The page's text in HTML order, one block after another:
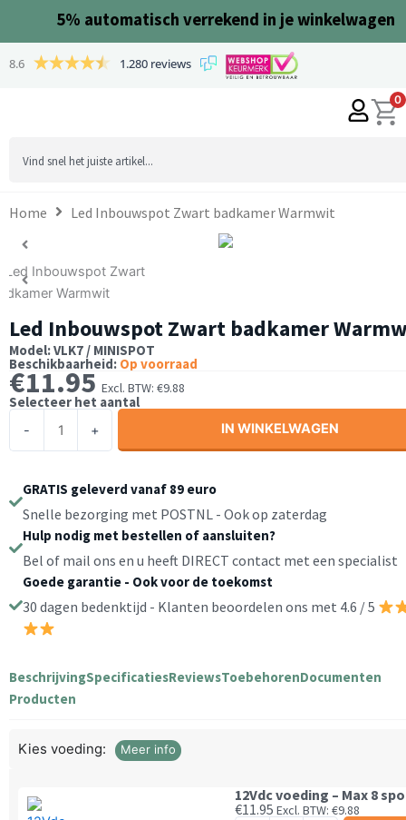
inhoud
5% automatisch verrekend in je winkelwagen
8.6 1.280 reviews
0
Home Led Inbouwspot Zwart badkamer Warmwit
Led Inbouwspot Zwart badkamer
Model: VLK7 / MINISPOT
Beschikbaarheid: Op voorraad
€11.95 Excl. BTW: €9.88
Selecteer het aantal
-
badkamer
Warmwit
aantal
+ IN WINKELWAGEN
GRATIS geleverd vanaf 89 euro
Snelle bezorging met POSTNL - Ook op zaterdag
Hulp nodig met bestellen of aansluiten?
Bel of mail ons en u heeft DIRECT contact met een specialist
Goede garantie - Ook voor de toekomst
30 dagen bedenktijd - Klanten beoordelen ons met 4.6 / 5
BeschrijvingSpecificatiesReviewsToebehorenDocumenten
Producten
Kies voeding: Meer info
12Vdc voeding – Max 8
€11.95 Excl. BTW: €9.88